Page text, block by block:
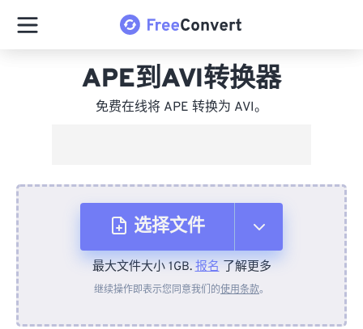
APE到AVI转换器
免费在线将 APE 转换为 AVI。
选择文件
从设备
最大文件大小 1GB.报名了解更多
继续操作即表示您同意我们的使用条款。